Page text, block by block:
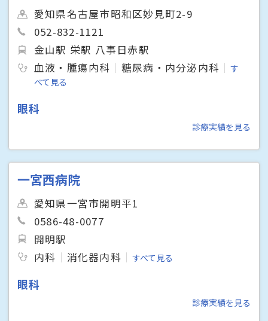
愛知県名古屋市昭和区妙見町2-9
052-832-1121
金山駅 栄駅 八事日赤駅
血液・腫瘍内科
糖尿病・内分泌内科
す
べて見る
眼科
診療実績を見る
一宮西病院
愛知県一宮市開明平1
0586-48-0077
開明駅
内科
消化器内科 すべて見る
眼科
診療実績を見る